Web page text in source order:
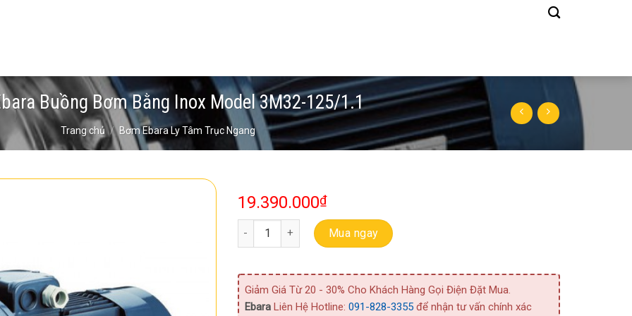
Buồng Bơm Bằng Inox Model 3M32-125/1.1
Trang chủ / Bơm Ebara Ly Tâm Trục Ngang
19.390.000₫
Bơm Ebara Buồng Bơm Bằng Inox Model 3M32-125/1.1 số lượng
Mua ngay
Giảm Giá Từ 20 - 30% Cho Khách Hàng Gọi Điện Đặt Mua.
EbaraLiên Hệ Hotline: 091-828-3355để nhận tư vấn chính xác